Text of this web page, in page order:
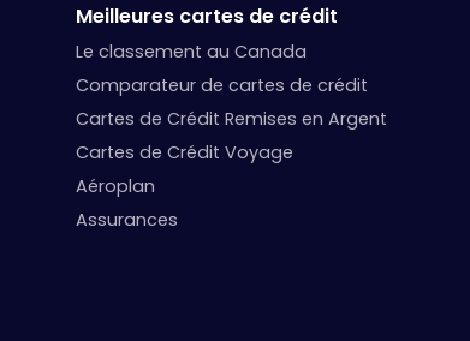
Meilleures cartes de crédit
Le classement au Canada
Comparateur de cartes de crédit
Cartes de Crédit Remises en Argent
Cartes de Crédit Voyage
Aéroplan
Assurances